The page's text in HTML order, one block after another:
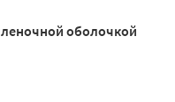
оболочкой